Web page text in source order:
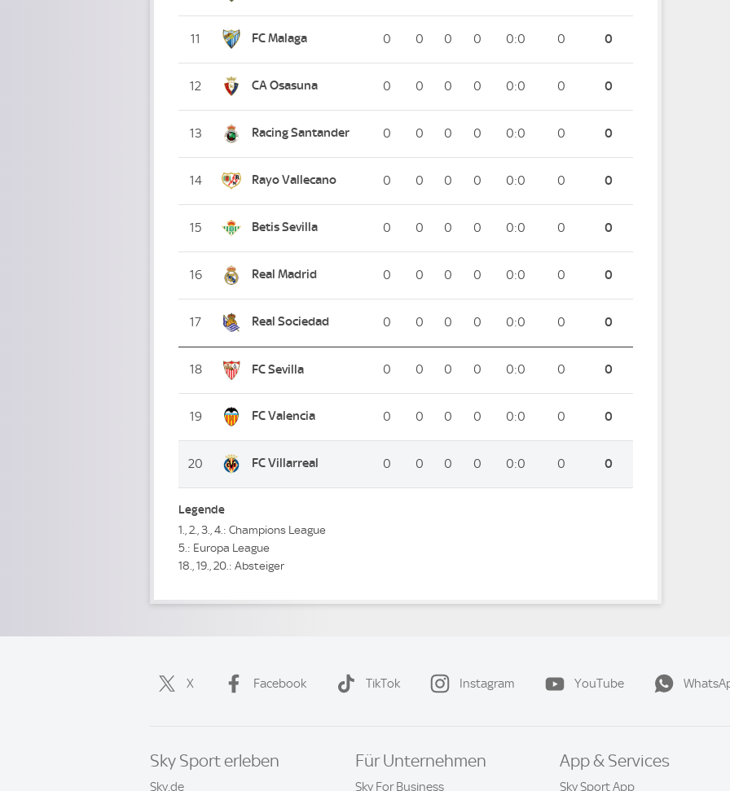
11 FC Malaga 0 0 0 0 0:0 0 0
12 CA Osasuna 0 0 0 0 0:0 0 0
13 Racing Santander 0 0 0 0 0:0 0 0
14 Rayo Vallecano 0 0 0 0 0:0 0 0
15 Betis Sevilla 0 0 0 0 0:0 0 0
16 Real Madrid 0 0 0 0 0:0 0 0
17 Real Sociedad 0 0 0 0 0:0 0 0
18 FC Sevilla 0 0 0 0 0:0 0 0
19 FC Valencia 0 0 0 0 0:0 0 0
20 FC Villarreal 0 0 0 0 0:0 0 0
Legende
1., 2., 3., 4.: Champions League
5.: Europa League
18., 19., 20.: Absteiger
X Facebook TikTok Instagram YouTube
Sky Sport erleben
Sky.de
Für Unternehmen
Sky For Business
App & Services
Sky Sport App